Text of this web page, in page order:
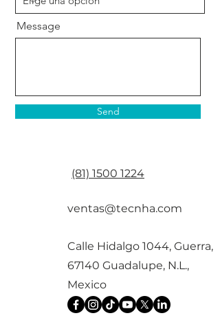
Message
Send
(81) 1500 1224
ventas@tecnha.com
Calle Hidalgo 1044, Guerra,
67140 Guadalupe, N.L.,
Mexico